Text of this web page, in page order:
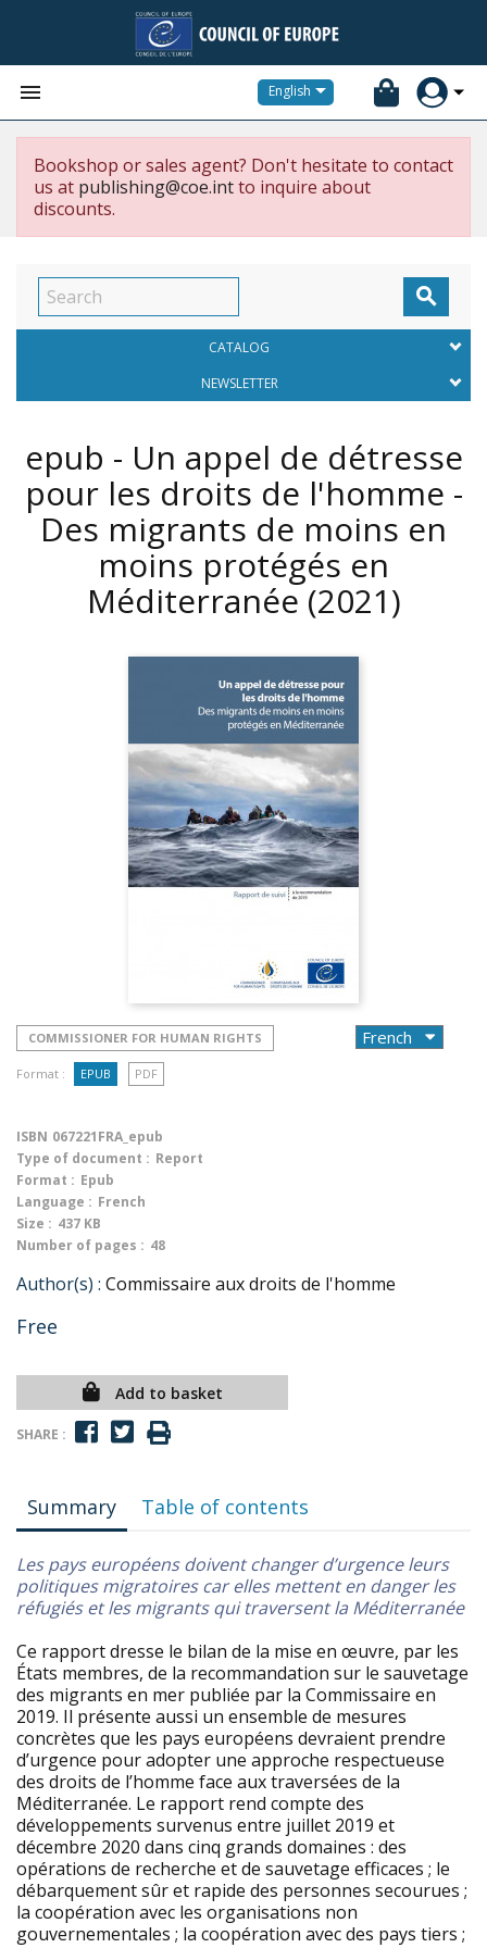
 English
Bookshop or sales agent? Don't hesitate to contact
us at publishing@coe.intto inquire about
discounts.

CATALOG
NEWSLETTER
epub - Un appel de détresse
pour les droits de l'homme -
Des migrants de moins en
moins protégés en
Méditerranée (2021)
COMMISSIONER FOR HUMAN RIGHTS
Format : EPUB PDF
ISBN 067221FRA_epub
Type of document : Report
Format : Epub
Language : French
Size : 437 KB
Number of pages : 48
Author(s) : Commissaire aux droits de l'homme
Free
Add to basket
SHARE :
Summary Table of contents
Les pays européens doivent changer d’urgence leurs
politiques migratoires car elles mettent en danger les
réfugiés et les migrants qui traversent la Méditerranée
Ce rapport dresse le bilan de la mise en œuvre, par les
États membres, de la recommandation sur le sauvetage
des migrants en mer publiée par la Commissaire en
2019. Il présente aussi un ensemble de mesures
concrètes que les pays européens devraient prendre
d’urgence pour adopter une approche respectueuse
des droits de l’homme face aux traversées de la
Méditerranée. Le rapport rend compte des
développements survenus entre juillet 2019 et
décembre 2020 dans cinq grands domaines : des
opérations de recherche et de sauvetage efficaces ; le
débarquement sûr et rapide des personnes secourues ;
la coopération avec les organisations non
gouvernementales ; la coopération avec des pays tiers ;